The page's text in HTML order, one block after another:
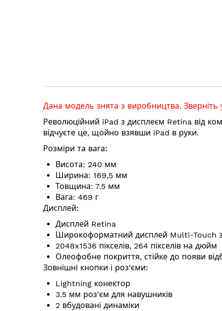
Дана модель знята з виробництва. Зверніть
Революційний iPad з дисплеєм Retina від
відчуєте це, щойно взявши iPad в руки.
Розміри та вага:
Висота: 240 мм
Ширина: 169,5 мм
Товщина: 7.5 мм
Вага: 469 г
Дисплей:
Дисплей Retina
Широкоформатний дисплей Multi-Touch з
2048x1536 пікселів, 264 пікселів на дюйм
Олеофобне покриття, стійке до появи
Зовнішні кнопки і роз'єми:
Lightning конектор
3.5 мм роз'єм для навушників
2 вбудовані динаміки